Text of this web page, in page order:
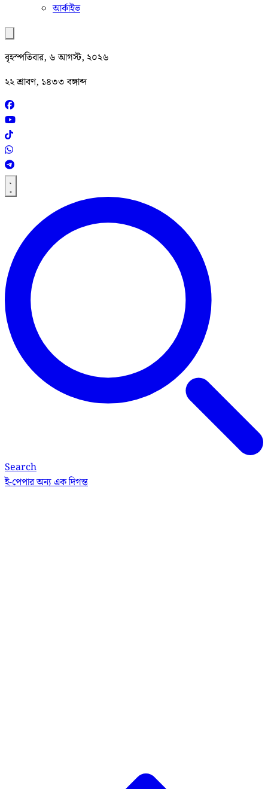
আর্কাইভ
বৃহস্পতিবার, ৬ আগস্ট, ২০২৬
২২ শ্রাবণ, ১৪৩৩ বঙ্গাব্দ
Search
ই-পেপারঅন্য এক দিগন্ত